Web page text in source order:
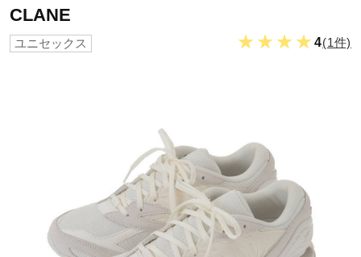
トレーニング
CLANE
ユニセックス ★★★★4(1件)